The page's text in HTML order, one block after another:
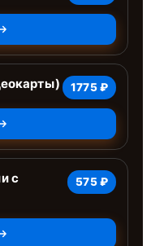
1775 ₽
с
575 ₽